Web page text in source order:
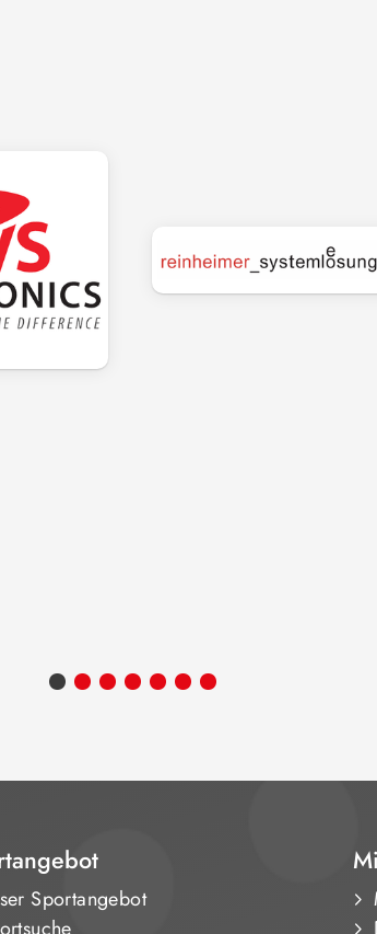
Sportangebot